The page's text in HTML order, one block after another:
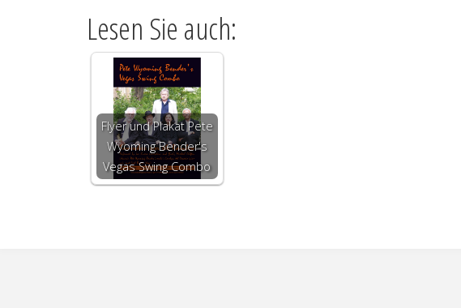
Lesen Sie auch:
Flyer und Plakat Pete
Wyoming Bender's
Vegas Swing Combo